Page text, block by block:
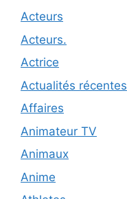
Acteurs
Acteurs.
Actrice
Actualités récentes
Affaires
Animateur TV
Animaux
Anime